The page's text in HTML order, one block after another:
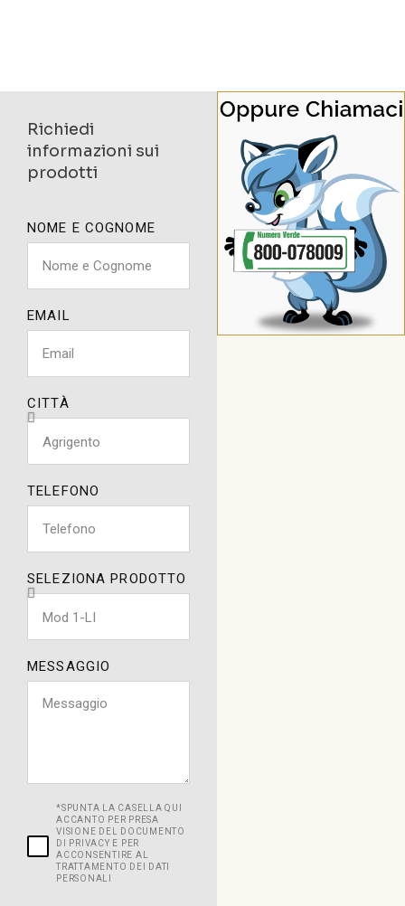
Richiedi
informazioni sui
prodotti
NOME E COGNOME
EMAIL
CITTÀ
TELEFONO
SELEZIONA PRODOTTO
MESSAGGIO
*SPUNTA LA CASELLA QUI
ACCANTO PER PRESA
VISIONE DEL DOCUMENTO
DI PRIVACY E PER
ACCONSENTIRE AL
TRATTAMENTO DEI DATI
PERSONALI